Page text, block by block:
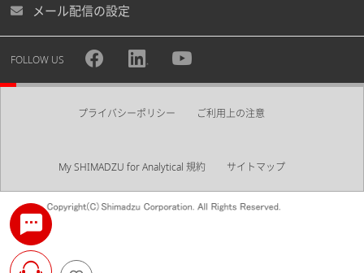
メール配信の設定
FOLLOW US
プライバシーポリシー ご利用上の注意
My SHIMADZU for Analytical 規約 サイトマップ